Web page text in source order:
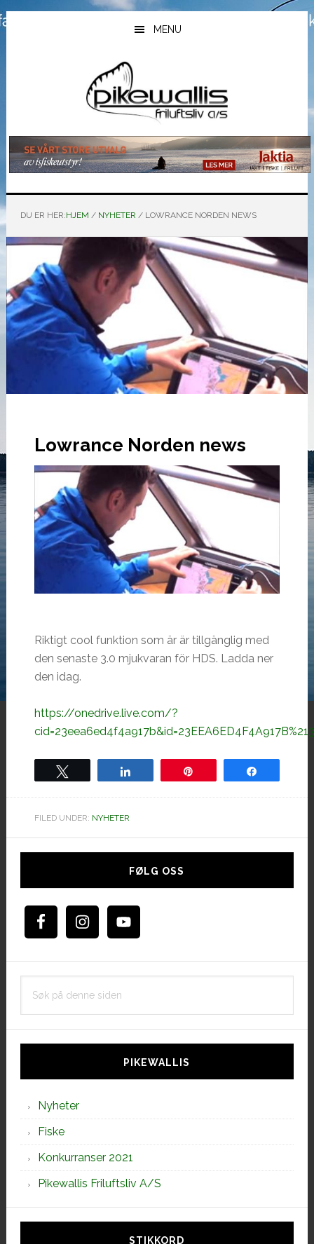
Hopp
til
Hopp
til
Hopp
til
MENU
DU ER HER:HJEM / NYHETER /LOWRANCE NORDEN NEWS
Lowrance Norden news
Riktigt cool funktion som är är tillgänglig med
den senaste 3.0 mjukvaran för HDS. Ladda ner
den idag.
https://onedrive.live.com/?
FILED UNDER: NYHETER
Hoved
FØLG OSS
PIKEWALLIS
Nyheter
Fiske
Konkurranser 2021
Pikewallis Friluftsliv A/S
STIKKORD